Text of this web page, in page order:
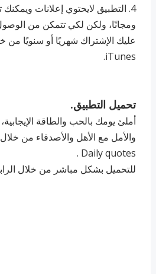
4. التطبيق لايحتوي إعلانات
ومجانًا، ولكن لكي تتمكن من
عليك الإشتراك شهريًا أو سنويًا
iTunes.
تحميل التطبيق.
أملئ يومك بالحب والطاقة
Daily quotes .
للتحميل بشكل مباشر من خلال